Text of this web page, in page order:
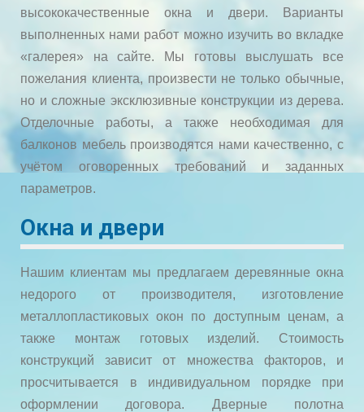
высококачественные окна и двери. Варианты
выполненных нами работ можно изучить во вкладке
«галерея» на сайте. Мы готовы выслушать все
пожелания клиента, произвести не только обычные,
но и сложные эксклюзивные конструкции из дерева.
Отделочные работы, а также необходимая для
балконов мебель производятся нами качественно, с
учётом оговоренных требований и заданных
параметров.
Окна и двери
Нашим клиентам мы предлагаем деревянные окна
недорого от производителя, изготовление
металлопластиковых окон по доступным ценам, а
также монтаж готовых изделий. Стоимость
конструкций зависит от множества факторов, и
просчитывается в индивидуальном порядке при
оформлении договора. Дверные полотна